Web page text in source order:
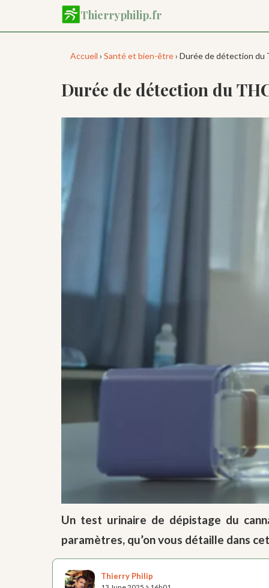
contenu
Thierryphilip.fr
Accueil › Santé et bien-être› Durée de détection
Durée de détection du
Un test urinaire de dépistage du
paramètres, qu’on vous détaille dans
Thierry Philip